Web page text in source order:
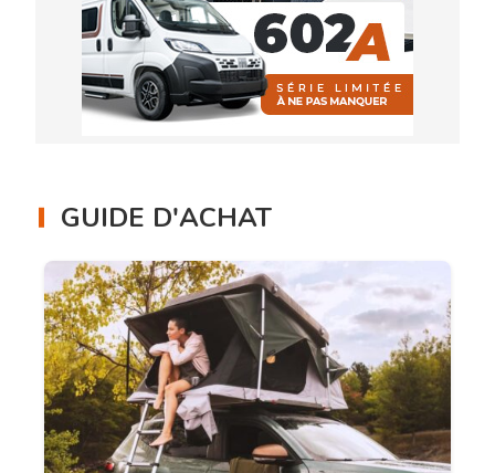
GUIDE D'ACHAT